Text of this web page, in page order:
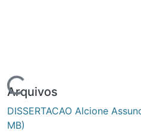
Carregando...
Arquivos
DISSERTACAO Alcione
MB)